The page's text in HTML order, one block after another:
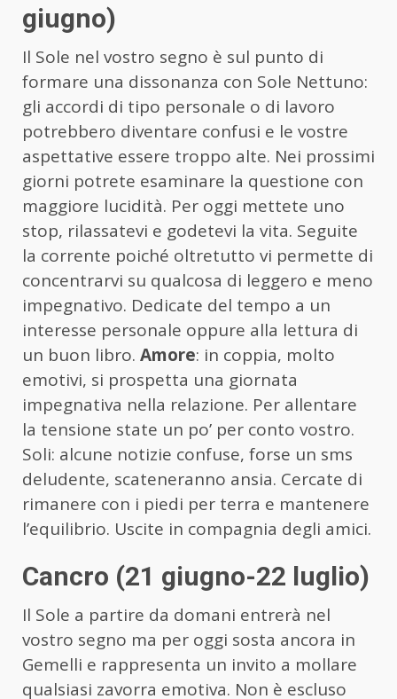
giugno)
Il Sole nel vostro segno è sul punto di
formare una dissonanza con Sole Nettuno:
gli accordi di tipo personale o di lavoro
potrebbero diventare confusi e le vostre
aspettative essere troppo alte. Nei prossimi
giorni potrete esaminare la questione con
maggiore lucidità. Per oggi mettete uno
stop, rilassatevi e godetevi la vita. Seguite
la corrente poiché oltretutto vi permette di
concentrarvi su qualcosa di leggero e meno
impegnativo. Dedicate del tempo a un
interesse personale oppure alla lettura di
un buon libro. Amore: in coppia, molto
emotivi, si prospetta una giornata
impegnativa nella relazione. Per allentare
la tensione state un po’ per conto vostro.
Soli: alcune notizie confuse, forse un sms
deludente, scateneranno ansia. Cercate di
rimanere con i piedi per terra e mantenere
l’equilibrio. Uscite in compagnia degli amici.
Cancro (21 giugno-22 luglio)
Il Sole a partire da domani entrerà nel
vostro segno ma per oggi sosta ancora in
Gemelli e rappresenta un invito a mollare
qualsiasi zavorra emotiva. Non è escluso